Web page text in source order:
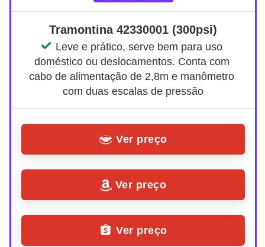
Tramontina 42330001 (300psi)
Leve e prático, serve bem para uso
doméstico ou deslocamentos. Conta com
cabo de alimentação de 2,8m e manômetro
com duas escalas de pressão
Ver preço
Ver preço
Ver preço